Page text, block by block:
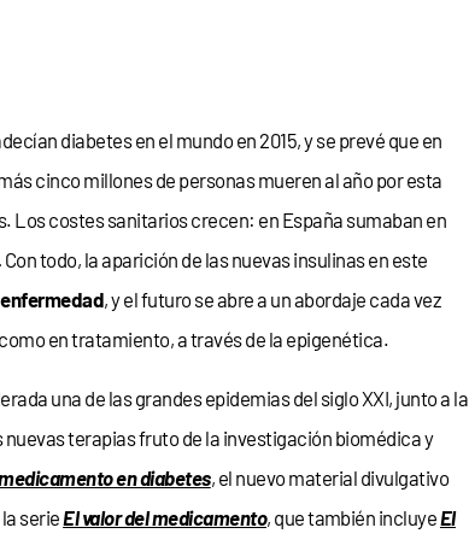
diabetes en el mundo en 2015, y se prevé que en
cinco millones de personas mueren al año por esta
Los costes sanitarios crecen: en España sumaban en
todo, la aparición de las nuevas insulinas en este
, y el futuro se abre a un abordaje cada vez
en tratamiento, a través de la epigenética.
una de las grandes epidemias del siglo XXI, junto a la
terapias fruto de la investigación biomédica y
en diabetes, el nuevo material divulgativo
serieEl valor del medicamento, que también incluyeEl